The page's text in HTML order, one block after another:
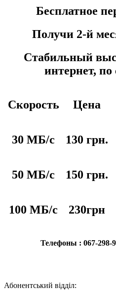
Бесплатное
Получи 2-й
Стабильный
интернет, по
Скорость Цена
30 МБ/с 130 грн.
50 МБ/с 150 грн.
100 МБ/с 230грн
Телефоны : 067-298-
Абонентський відділ: